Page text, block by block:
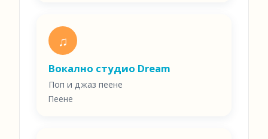
♫
Вокално студио Dream
Поп и джаз пеене
Пеене